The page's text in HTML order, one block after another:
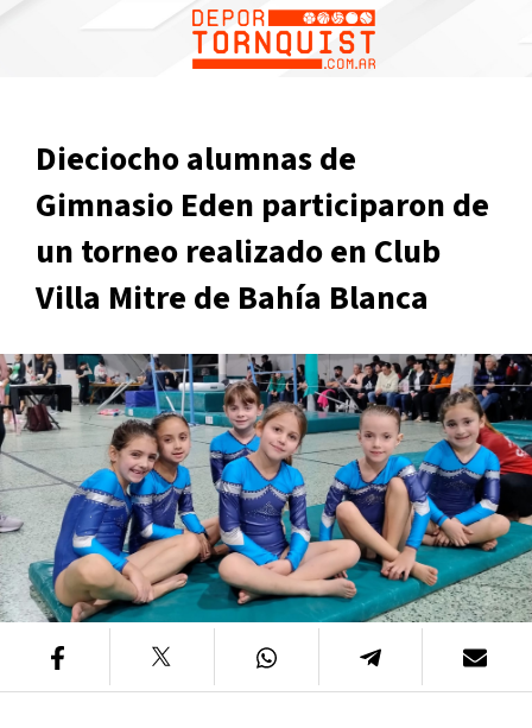
Dieciocho alumnas de
Gimnasio Eden participaron de
un torneo realizado en Club
Villa Mitre de Bahía Blanca